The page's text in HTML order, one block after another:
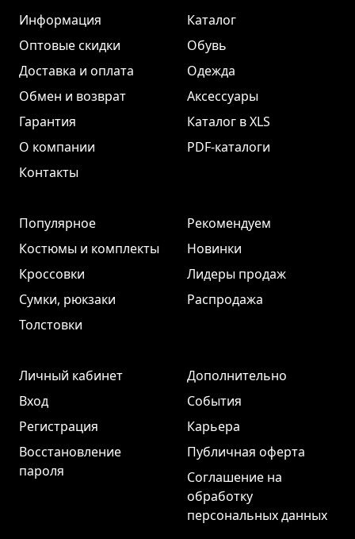
Информация
Оптовые скидки
Доставка и оплата
Обмен и возврат
Гарантия
О компании
Контакты
Каталог
Обувь
Одежда
Аксессуары
Каталог в XLS
PDF-каталоги
Популярное
Костюмы и комплекты
Кроссовки
Сумки, рюкзаки
Толстовки
Рекомендуем
Новинки
Лидеры продаж
Распродажа
Личный кабинет
Вход
Регистрация
Восстановление
пароля
Дополнительно
События
Карьера
Публичная оферта
Соглашение на
обработку
персональных данных